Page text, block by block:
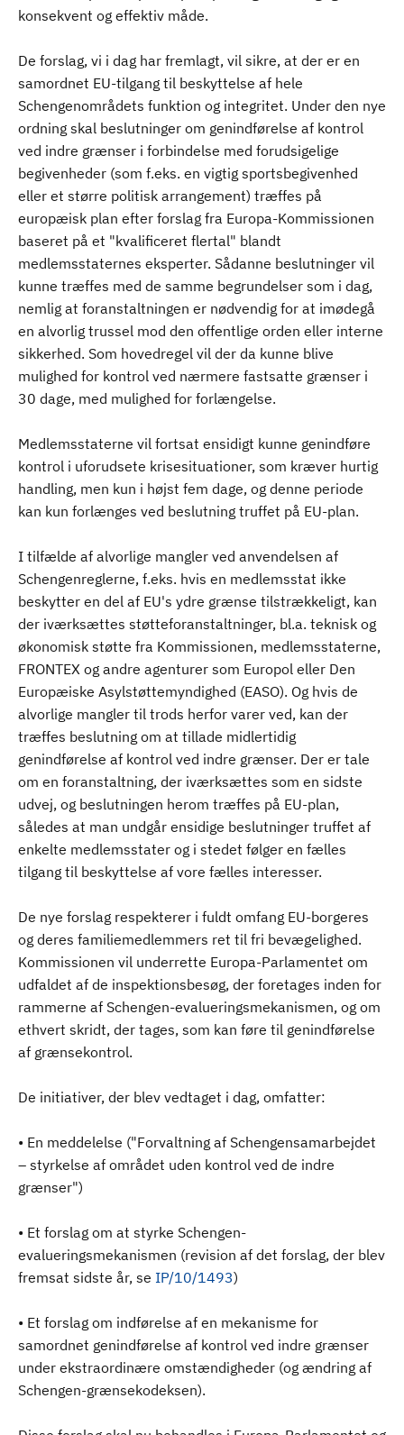
konsekvent og effektiv måde.
De forslag, vi i dag har fremlagt, vil sikre, at der er en
samordnet EU-tilgang til beskyttelse af hele
Schengenområdets funktion og integritet. Under den nye
ordning skal beslutninger om genindførelse af kontrol
ved indre grænser i forbindelse med forudsigelige
begivenheder (som f.eks. en vigtig sportsbegivenhed
eller et større politisk arrangement) træffes på
europæisk plan efter forslag fra Europa-Kommissionen
baseret på et "kvalificeret flertal" blandt
medlemsstaternes eksperter. Sådanne beslutninger vil
kunne træffes med de samme begrundelser som i dag,
nemlig at foranstaltningen er nødvendig for at imødegå
en alvorlig trussel mod den offentlige orden eller interne
sikkerhed. Som hovedregel vil der da kunne blive
mulighed for kontrol ved nærmere fastsatte grænser i
30 dage, med mulighed for forlængelse.
Medlemsstaterne vil fortsat ensidigt kunne genindføre
kontrol i uforudsete krisesituationer, som kræver hurtig
handling, men kun i højst fem dage, og denne periode
kan kun forlænges ved beslutning truffet på EU-plan.
I tilfælde af alvorlige mangler ved anvendelsen af
Schengenreglerne, f.eks. hvis en medlemsstat ikke
beskytter en del af EU's ydre grænse tilstrækkeligt, kan
der iværksættes støtteforanstaltninger, bl.a. teknisk og
økonomisk støtte fra Kommissionen, medlemsstaterne,
FRONTEX og andre agenturer som Europol eller Den
Europæiske Asylstøttemyndighed (EASO). Og hvis de
alvorlige mangler til trods herfor varer ved, kan der
træffes beslutning om at tillade midlertidig
genindførelse af kontrol ved indre grænser. Der er tale
om en foranstaltning, der iværksættes som en sidste
udvej, og beslutningen herom træffes på EU-plan,
således at man undgår ensidige beslutninger truffet af
enkelte medlemsstater og i stedet følger en fælles
tilgang til beskyttelse af vore fælles interesser.
De nye forslag respekterer i fuldt omfang EU-borgeres
og deres familiemedlemmers ret til fri bevægelighed.
Kommissionen vil underrette Europa-Parlamentet om
udfaldet af de inspektionsbesøg, der foretages inden for
rammerne af Schengen-evalueringsmekanismen, og om
ethvert skridt, der tages, som kan føre til genindførelse
af grænsekontrol.
De initiativer, der blev vedtaget i dag, omfatter:
• En meddelelse ("Forvaltning af Schengensamarbejdet
– styrkelse af området uden kontrol ved de indre
grænser")
• Et forslag om at styrke Schengen-
evalueringsmekanismen (revision af det forslag, der blev
fremsat sidste år, se IP/10/1493)
• Et forslag om indførelse af en mekanisme for
samordnet genindførelse af kontrol ved indre grænser
under ekstraordinære omstændigheder (og ændring af
Schengen-grænsekodeksen).